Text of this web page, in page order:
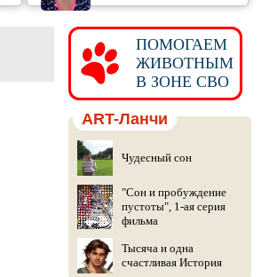
ПОМОГАЕМ
ЖИВОТНЫМ
В ЗОНЕ СВО
ART-Ланчи
Чудесный сон
"Сон и пробуждение
пустоты", 1-ая серия
фильма
Тысяча и одна
счастливая История